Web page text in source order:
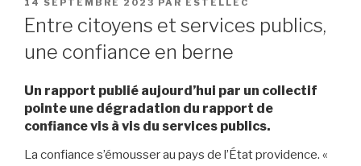
PUBLIÉ
LE
14 SEPTEMBRE 2023 PAR ESTELLEC
Entre citoyens et services publics,
une confiance en berne
Un rapport publié aujourd’hui par un collectif
pointe une dégradation du rapport de
confiance vis à vis du services publics.
La confiance s’émousser au pays de l’État providence. «